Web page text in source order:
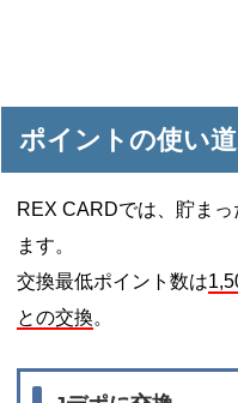
ポイントの使い道
REX CARDでは、貯ま
ます。
交換最低ポイント数は
との交換。